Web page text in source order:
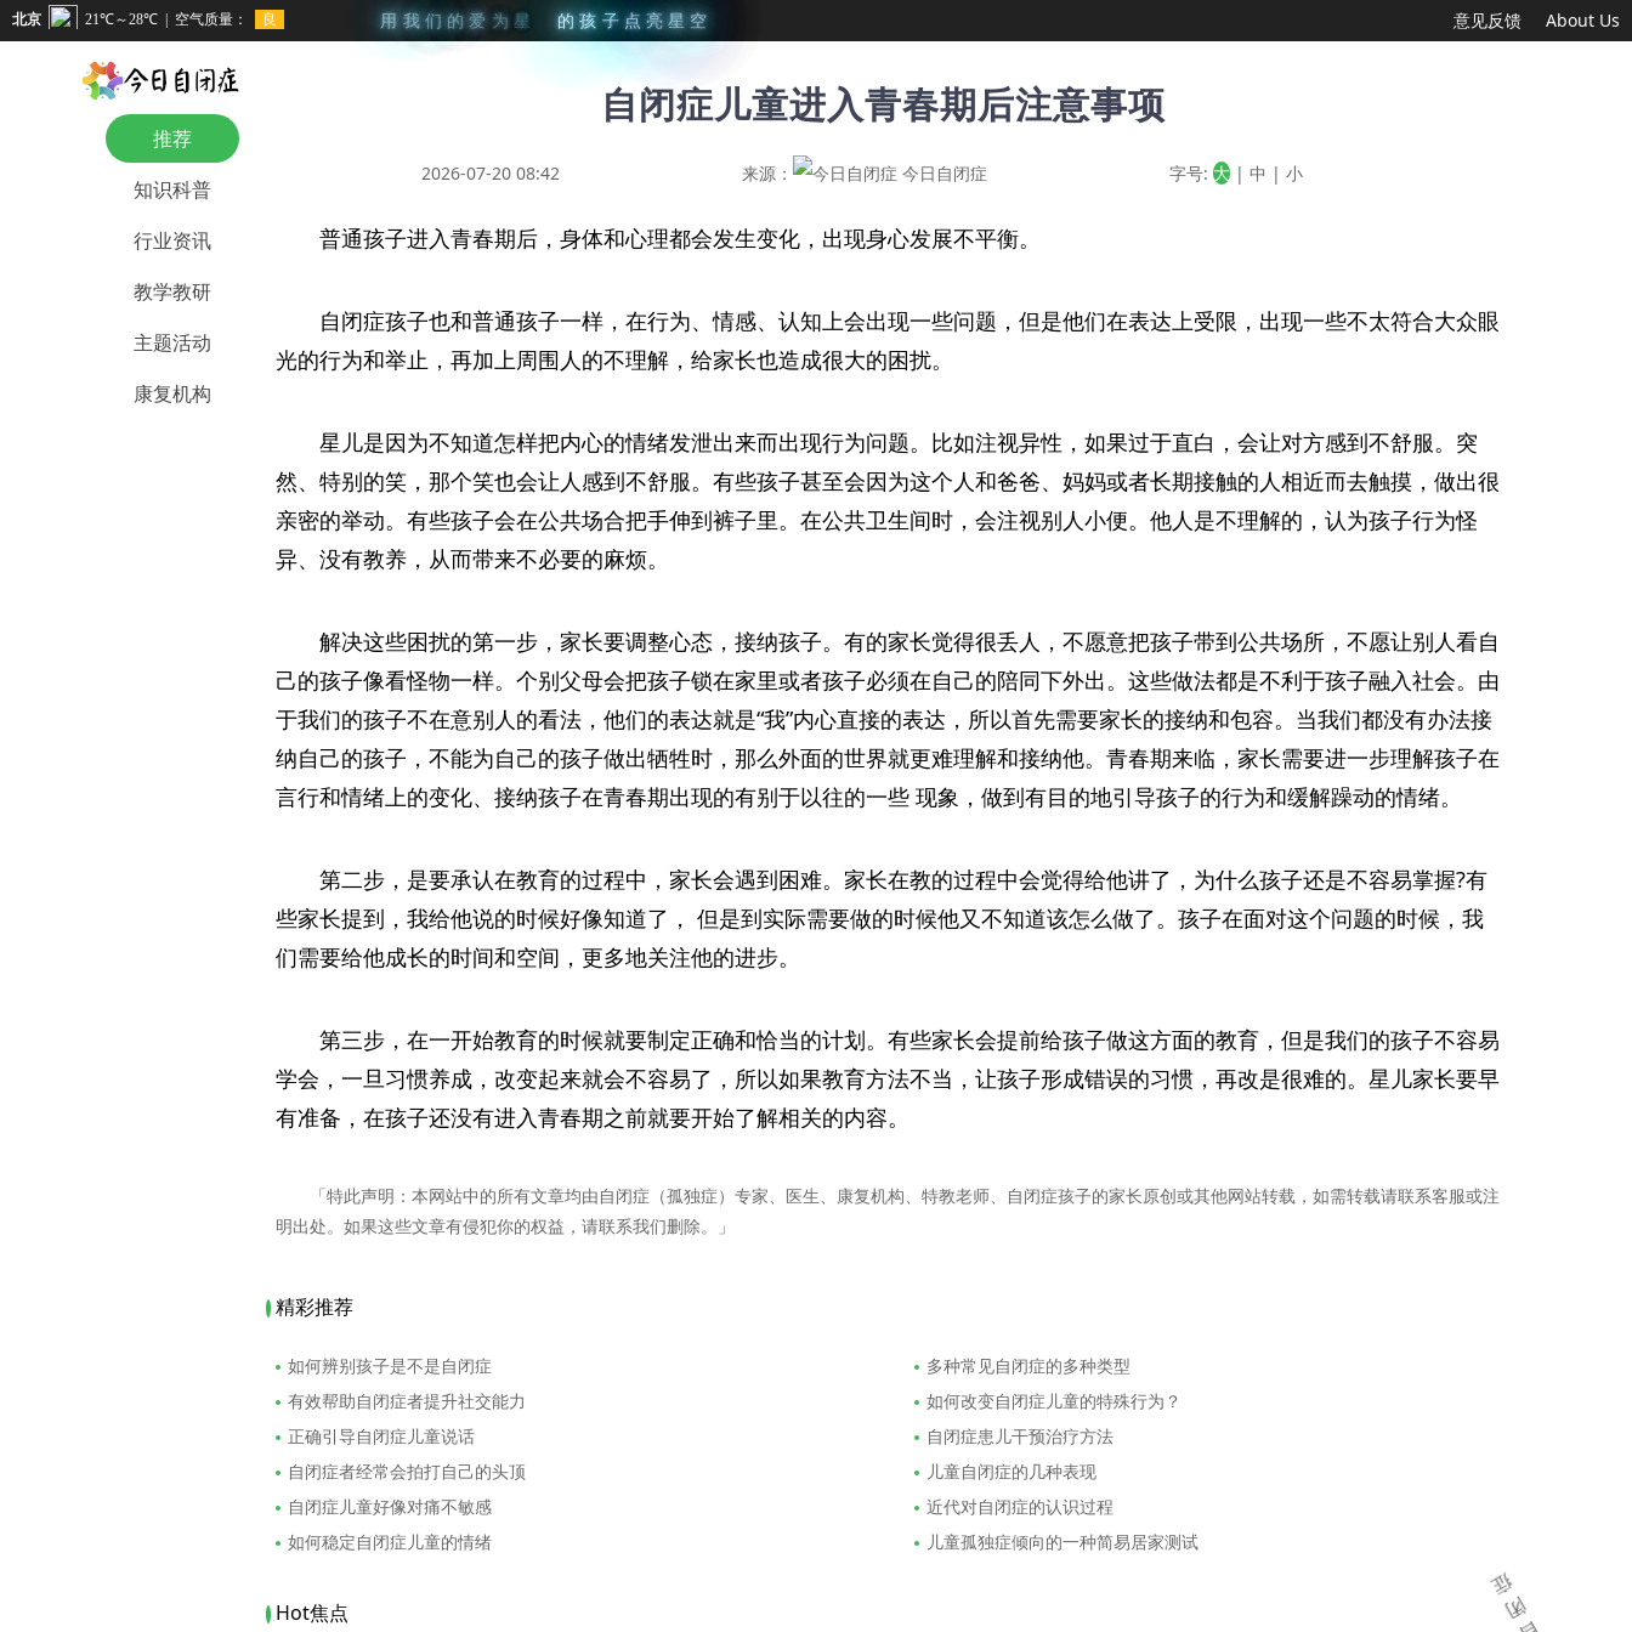
用 我 们 的 爱 为 星 的 孩 子 点 亮 星 空 意见反馈 About Us
推荐
知识科普
行业资讯
教学教研
主题活动
康复机构
自闭症儿童进入青春期后注意事项
2026-07-20 08:42 来源： 今日自闭症 字号: 大 | 中 | 小
普通孩子进入青春期后，身体和心理都会发生变化，出现身心发展不平衡。
自闭症孩子也和普通孩子一样，在行为、情感、认知上会出现一些问题，但是他们在表达上受限，出现一些不太符合大众眼
光的行为和举止，再加上周围人的不理解，给家长也造成很大的困扰。
星儿是因为不知道怎样把内心的情绪发泄出来而出现行为问题。比如注视异性，如果过于直白，会让对方感到不舒服。突
然、特别的笑，那个笑也会让人感到不舒服。有些孩子甚至会因为这个人和爸爸、妈妈或者长期接触的人相近而去触摸，做出很
亲密的举动。有些孩子会在公共场合把手伸到裤子里。在公共卫生间时，会注视别人小便。他人是不理解的，认为孩子行为怪
异、没有教养，从而带来不必要的麻烦。
解决这些困扰的第一步，家长要调整心态，接纳孩子。有的家长觉得很丢人，不愿意把孩子带到公共场所，不愿让别人看自
己的孩子像看怪物一样。个别父母会把孩子锁在家里或者孩子必须在自己的陪同下外出。这些做法都是不利于孩子融入社会。由
于我们的孩子不在意别人的看法，他们的表达就是“我”内心直接的表达，所以首先需要家长的接纳和包容。当我们都没有办法接
纳自己的孩子，不能为自己的孩子做出牺牲时，那么外面的世界就更难理解和接纳他。青春期来临，家长需要进一步理解孩子在
言行和情绪上的变化、接纳孩子在青春期出现的有别于以往的一些 现象，做到有目的地引导孩子的行为和缓解躁动的情绪。
第二步，是要承认在教育的过程中，家长会遇到困难。家长在教的过程中会觉得给他讲了，为什么孩子还是不容易掌握?有
些家长提到，我给他说的时候好像知道了， 但是到实际需要做的时候他又不知道该怎么做了。孩子在面对这个问题的时候，我
们需要给他成长的时间和空间，更多地关注他的进步。
第三步，在一开始教育的时候就要制定正确和恰当的计划。有些家长会提前给孩子做这方面的教育，但是我们的孩子不容易
学会，一旦习惯养成，改变起来就会不容易了，所以如果教育方法不当，让孩子形成错误的习惯，再改是很难的。星儿家长要早
有准备，在孩子还没有进入青春期之前就要开始了解相关的内容。
「特此声明：本网站中的所有文章均由自闭症（孤独症）专家、医生、康复机构、特教老师、自闭症孩子的家长原创或其他网站转载，如需转载请联系客服或注
明出处。如果这些文章有侵犯你的权益，请联系我们删除。」
精彩推荐
如何辨别孩子是不是自闭症
有效帮助自闭症者提升社交能力
正确引导自闭症儿童说话
自闭症者经常会拍打自己的头顶
自闭症儿童好像对痛不敏感
如何稳定自闭症儿童的情绪
多种常见自闭症的多种类型
如何改变自闭症儿童的特殊行为？
自闭症患儿干预治疗方法
儿童自闭症的几种表现
近代对自闭症的认识过程
儿童孤独症倾向的一种简易居家测试
Hot焦点